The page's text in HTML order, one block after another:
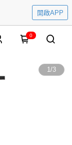
開啟APP
0
1/3